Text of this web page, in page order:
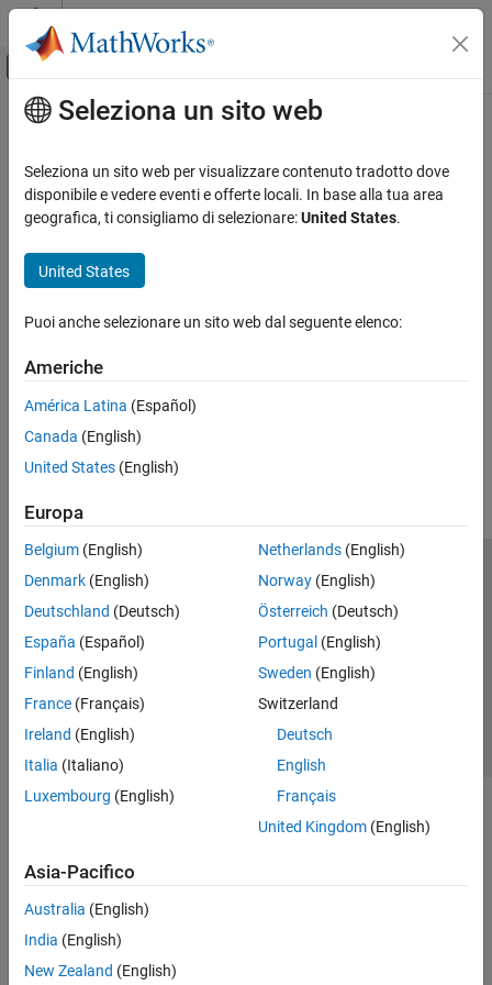
Vai al contenuto
Attiva/disattiva menu di navigazione
Pagina iniziale della documentazione
Contenuto principale
How useful was this information?
Seleziona un sito web
Seleziona un sito web per visualizzare contenuto tradotto dove
disponibile e vedere eventi e offerte locali. In base alla tua area
geografica, ti consigliamo di selezionare:United States.
United States
Puoi anche selezionare un sito web dal seguente elenco:
Americhe
América Latina (Español)
Canada (English)
United States (English)
Europa
Belgium (English)
Denmark (English)
Deutschland (Deutsch)
España (Español)
Finland (English)
France (Français)
Ireland (English)
Italia (Italiano)
Luxembourg (English)
Netherlands(English)
Norway(English)
Österreich (Deutsch)
Portugal (English)
Sweden (English)
Switzerland
Deutsch
English
Français
United Kingdom(English)
Asia-Pacifico
Australia (English)
India (English)
New Zealand (English)
Centro di fiducia
Informativa sulla privacy
Antipirateria
Stato dell'applicazione
Contatti
© 1994-2026 The MathWorks, Inc.